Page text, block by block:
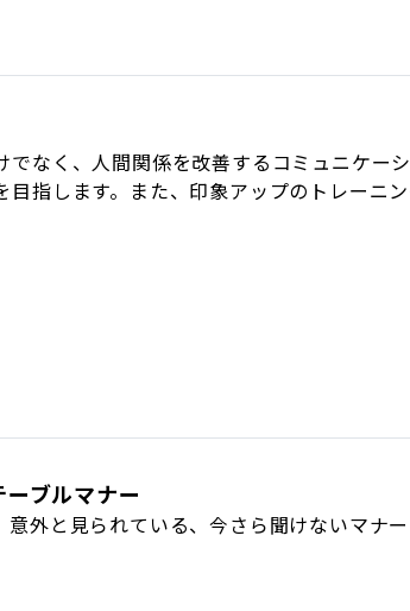
なく、人間関係を改善するコミュニケー
指します。また、印象アップのトレーニ
ブルマナー
外と見られている、今さら聞けないマナ